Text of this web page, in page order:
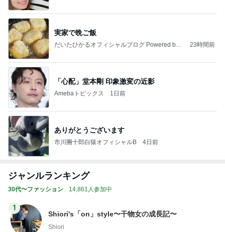
実家で晩ご飯
だいたひかるオフィシャルブログ Powered by
23時間前
「心配」堂本剛 印象激変の近影
Amebaトピックス 1日前
ありがとうございます
市川團十郎白猿オフィシャルB 4日前
ジャンルランキング
30代〜ファッション 14,861人参加中
1
Shiori's「on」style〜干物女の成長記〜
Shiori